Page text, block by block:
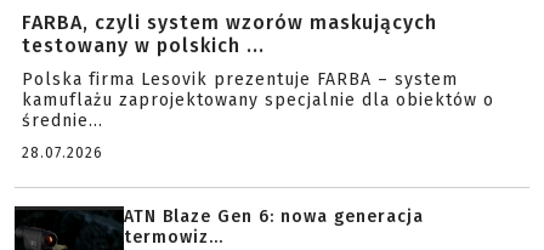
FARBA, czyli system wzorów maskujących
testowany w polskich ...
Polska firma Lesovik prezentuje FARBA – system
kamuflażu zaprojektowany specjalnie dla obiektów o
średnie...
28.07.2026
ATN Blaze Gen 6: nowa generacja
termowiz...